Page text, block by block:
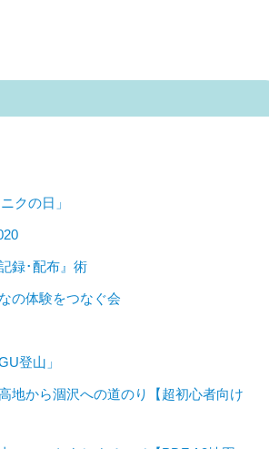
クの日」
録･配布』術
の体験をつなぐ会
登山」
地から涸沢への道のり【超初心者向け